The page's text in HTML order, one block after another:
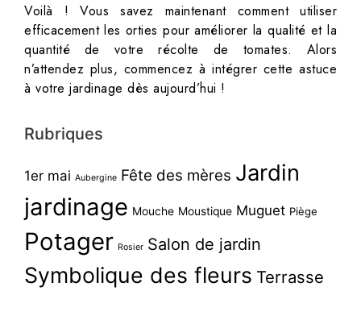
Voilà ! Vous savez maintenant comment utiliser
efficacement les orties pour améliorer la qualité et la
quantité de votre récolte de tomates. Alors
n’attendez plus, commencez à intégrer cette astuce
à votre jardinage dès aujourd’hui !
Rubriques
1er mai Aubergine Fête des mères Jardin
jardinage Mouche Moustique Muguet Piège
Potager Rosier Salon de jardin
Symbolique des fleurs Terrasse